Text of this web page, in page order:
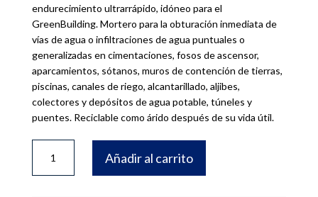
endurecimiento ultrarrápido, idóneo para el
GreenBuilding. Mortero para la obturación inmediata de
vías de agua o infiltraciones de agua puntuales o
generalizadas en cimentaciones, fosos de ascensor,
aparcamientos, sótanos, muros de contención de tierras,
piscinas, canales de riego, alcantarillado, aljibes,
colectores y depósitos de agua potable, túneles y
puentes. Reciclable como árido después de su vida útil.
Añadir al carrito